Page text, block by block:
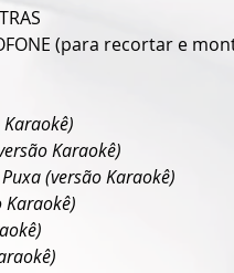
(para recortar e
Karaokê)
(versão Karaokê)
Karaokê)